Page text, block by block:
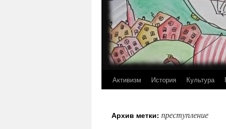
Активизм История Культура
Архив метки: преступление